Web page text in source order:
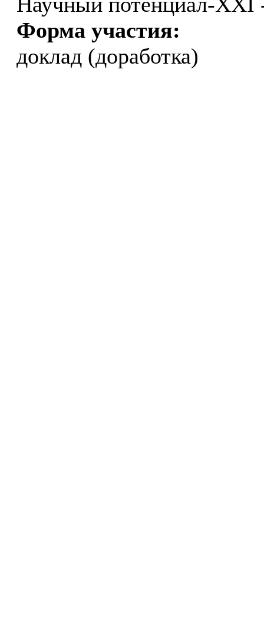
Форма участия:
доклад (доработка)